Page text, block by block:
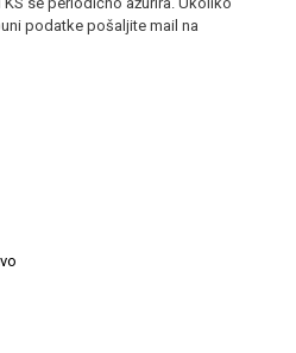
podatke pošaljite mail na